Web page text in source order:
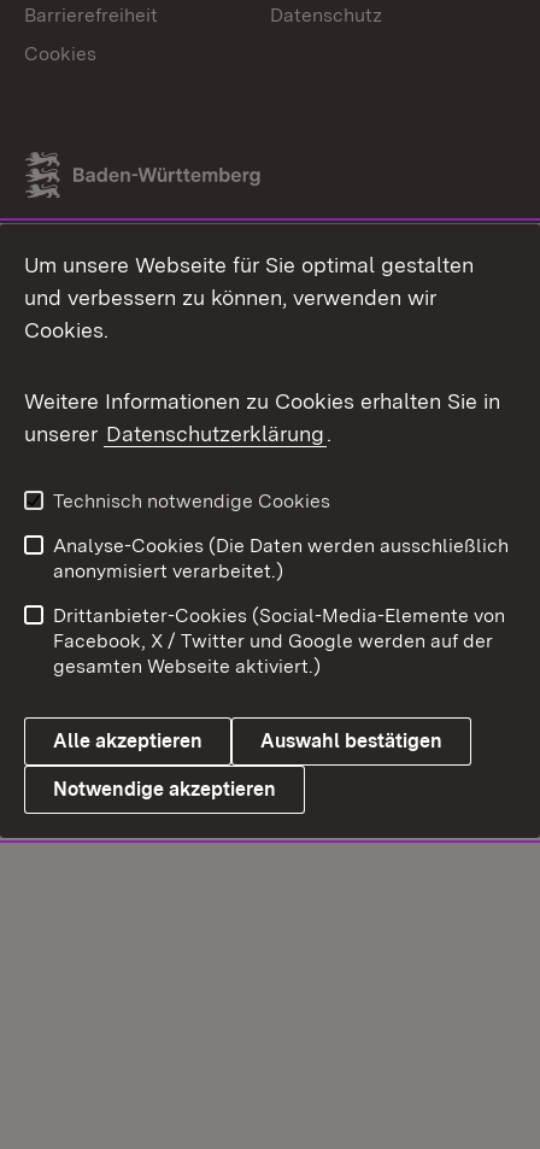
Link zum Landesportal
Barrierefreiheit
Datenschutz
Cookies
Um unsere Webseite für Sie optimal gestalten
und verbessern zu können, verwenden wir
Cookies.
Weitere Informationen zu Cookies erhalten Sie in
unserer Datenschutzerklärung.
Technisch notwendige Cookies
Analyse-Cookies (Die Daten werden ausschließlich
anonymisiert verarbeitet.)
Drittanbieter-Cookies (Social-Media-Elemente von
Facebook, X / Twitter und Google werden auf der
gesamten Webseite aktiviert.)
Alle akzeptieren Auswahl bestätigen
Notwendige akzeptieren